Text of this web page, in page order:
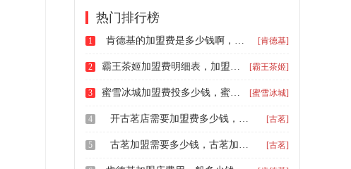
热门排行榜
1 肯德基的加盟费是多少钱啊，肯德基怎么加盟啊多少钱一个月 [肯德基]
2 霸王茶姬加盟费明细表，加盟霸王茶姬大概多少钱 [霸王茶姬]
3 蜜雪冰城加盟费投多少钱，蜜雪冰城加盟的费用明细 [蜜雪冰城]
4 开古茗店需要加盟费多少钱，古茗饮品加盟费大概多少钱 [古茗]
5 古茗加盟需要多少钱，古茗加盟条件及费用 [古茗]